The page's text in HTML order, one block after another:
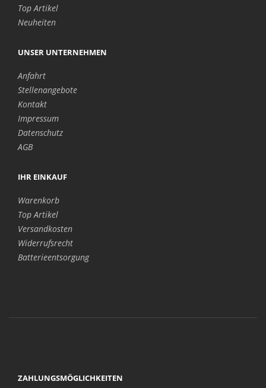
Top Artikel
Neuheiten
UNSER UNTERNEHMEN
Anfahrt
Stellenangebote
Kontakt
Impressum
Datenschutz
AGB
IHR EINKAUF
Warenkorb
Top Artikel
Versandkosten
Widerrufsrecht
Batterieentsorgung
ZAHLUNGSMÖGLICHKEITEN